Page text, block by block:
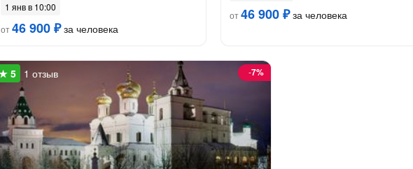
1 янв в 10:00
от46 900 ₽за человека
от46 900 ₽за человека
-7%
1 отзыв